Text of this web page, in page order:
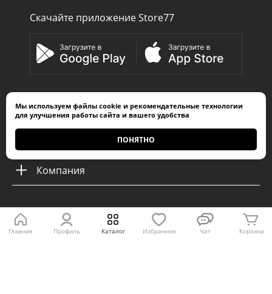
Главная Профиль Каталог Избранное Чат Корзина
Скачайте приложение Store77
Каталог
Компания
Пожаловаться директору
Мы используем файлы cookie и рекомендательные технологии
для улучшения работы сайта и вашего удобства
ПОНЯТНО